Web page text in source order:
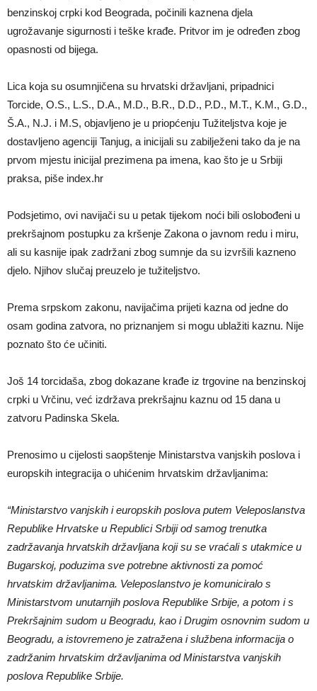
benzinskoj crpki kod Beograda, počinili kaznena djela
ugrožavanje sigurnosti i teške krađe. Pritvor im je određen zbog
opasnosti od bijega.
Lica koja su osumnjičena su hrvatski državljani, pripadnici
Torcide, O.S., L.S., D.A., M.D., B.R., D.D., P.D., M.T., K.M., G.D.,
Š.A., N.J. i M.S, objavljeno je u priopćenju Tužiteljstva koje je
dostavljeno agenciji Tanjug, a inicijali su zabilježeni tako da je na
prvom mjestu inicijal prezimena pa imena, kao što je u Srbiji
praksa, piše index.hr
Podsjetimo, ovi navijači su u petak tijekom noći bili oslobođeni u
prekršajnom postupku za kršenje Zakona o javnom redu i miru,
ali su kasnije ipak zadržani zbog sumnje da su izvršili kazneno
djelo. Njihov slučaj preuzelo je tužiteljstvo.
Prema srpskom zakonu, navijačima prijeti kazna od jedne do
osam godina zatvora, no priznanjem si mogu ublažiti kaznu. Nije
poznato što će učiniti.
Još 14 torcidaša, zbog dokazane krađe iz trgovine na benzinskoj
crpki u Vrčinu, već izdržava prekršajnu kaznu od 15 dana u
zatvoru Padinska Skela.
Prenosimo u cijelosti saopštenje Ministarstva vanjskih poslova i
europskih integracija o uhićenim hrvatskim državljanima:
“Ministarstvo vanjskih i europskih poslova putem Veleposlanstva
Republike Hrvatske u Republici Srbiji od samog trenutka
zadržavanja hrvatskih državljana koji su se vraćali s utakmice u
Bugarskoj, poduzima sve potrebne aktivnosti za pomoć
hrvatskim državljanima. Veleposlanstvo je komuniciralo s
Ministarstvom unutarnjih poslova Republike Srbije, a potom i s
Prekršajnim sudom u Beogradu, kao i Drugim osnovnim sudom u
Beogradu, a istovremeno je zatražena i službena informacija o
zadržanim hrvatskim državljanima od Ministarstva vanjskih
poslova Republike Srbije.